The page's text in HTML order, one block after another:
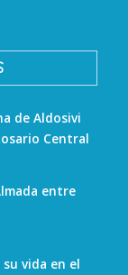
de Aldosivi
Central
entre
vida en el